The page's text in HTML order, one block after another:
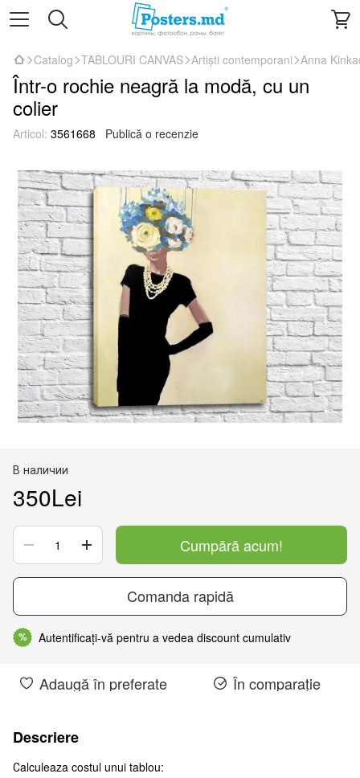
Catalog TABLOURI CANVAS Artiști contemporani Anna
Într-o rochie neagră la modă, cu un
colier
Articol: 3561668 Publică o recenzie
В наличии
350Lei
Cumpără acum!
Comanda rapidă
% Autentificați-vă pentru a vedea discount cumulativ
Adaugă în preferate În comparație
Descriere
Сalculeaza costul unui tablou: